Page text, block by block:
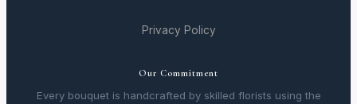
Privacy Policy
Our Commitment
Every bouquet is handcrafted by skilled florists using the